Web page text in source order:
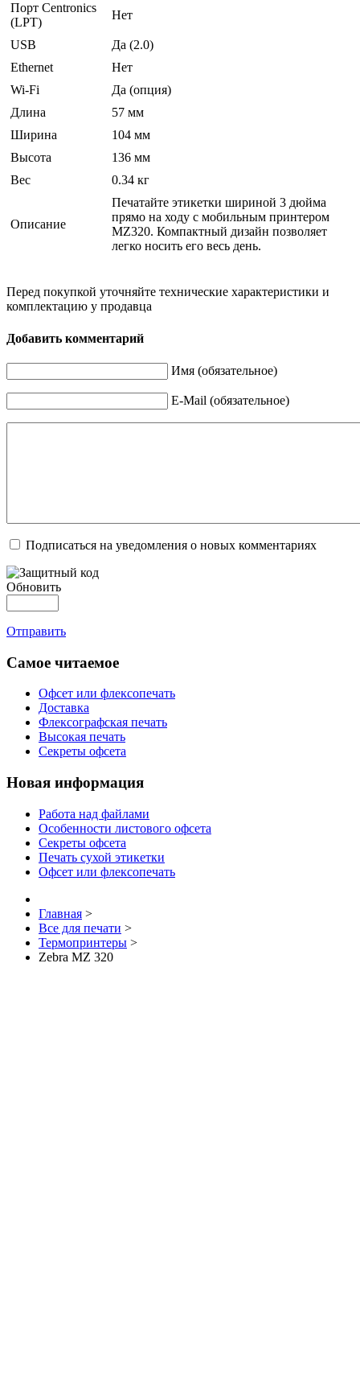
Порт Centronics
(LPT)
Нет
USB
Да (2.0)
Ethernet
Нет
Wi-Fi
Да (опция)
Длина
57 мм
Ширина
104 мм
Высота
136 мм
Вес
0.34 кг
Описание
Печатайте этикетки шириной 3 дюйма
прямо на ходу с мобильным принтером
MZ320. Компактный дизайн позволяет
легко носить его весь день.
Перед покупкой уточняйте технические характеристики и
комплектацию у продавца
Добавить комментарий
Имя (обязательное)
E-Mail (обязательное)
Подписаться на уведомления о новых комментариях
Обновить
Отправить
Самое читаемое
Офсет или флексопечать
Доставка
Флексографская печать
Высокая печать
Секреты офсета
Новая информация
Работа над файлами
Особенности листового офсета
Секреты офсета
Печать сухой этикетки
Офсет или флексопечать
Главная >
Все для печати >
Термопринтеры >
Zebra MZ 320